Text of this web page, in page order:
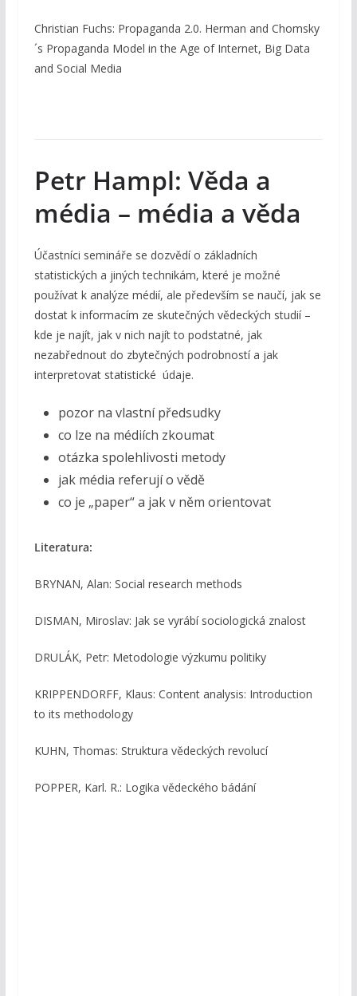
Christian Fuchs: Propaganda 2.0. Herman and Chomsky
´s Propaganda Model in the Age of Internet, Big Data
and Social Media
Petr Hampl: Věda a
média – média a věda
Účastníci semináře se dozvědí o základních
statistických a jiných technikám, které je možné
používat k analýze médií, ale především se naučí, jak se
dostat k informacím ze skutečných vědeckých studií –
kde je najít, jak v nich najít to podstatné, jak
nezabřednout do zbytečných podrobností a jak
interpretovat statistické údaje.
pozor na vlastní předsudky
co lze na médiích zkoumat
otázka spolehlivosti metody
jak média referují o vědě
co je „paper“ a jak v něm orientovat
Literatura:
BRYNAN, Alan: Social research methods
DISMAN, Miroslav: Jak se vyrábí sociologická znalost
DRULÁK, Petr: Metodologie výzkumu politiky
KRIPPENDORFF, Klaus: Content analysis: Introduction
to its methodology
KUHN, Thomas: Struktura vědeckých revolucí
POPPER, Karl. R.: Logika vědeckého bádání